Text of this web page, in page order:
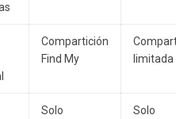
Compartición
Find My
limitada
Solo
Solo